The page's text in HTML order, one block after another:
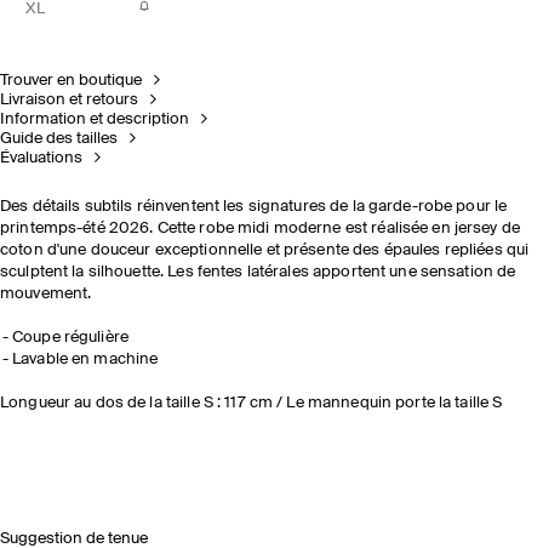
XL
Trouver en boutique
Livraison et retours
Information et description
Guide des tailles
Évaluations
Des détails subtils réinventent les signatures de la garde-robe pour le
printemps-été 2026. Cette robe midi moderne est réalisée en jersey de
coton d'une douceur exceptionnelle et présente des épaules repliées qui
sculptent la silhouette. Les fentes latérales apportent une sensation de
mouvement.
Coupe régulière
Lavable en machine
Longueur au dos de la taille S : 117 cm / Le mannequin porte la taille S
Suggestion de tenue